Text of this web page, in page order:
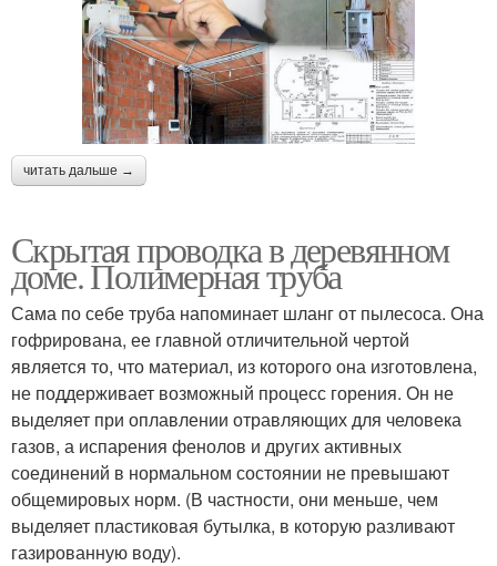
читать дальше →
Скрытая проводка в деревянном
доме. Полимерная труба
Сама по себе труба напоминает шланг от пылесоса. Она
гофрирована, ее главной отличительной чертой
является то, что материал, из которого она изготовлена,
не поддерживает возможный процесс горения. Он не
выделяет при оплавлении отравляющих для человека
газов, а испарения фенолов и других активных
соединений в нормальном состоянии не превышают
общемировых норм. (В частности, они меньше, чем
выделяет пластиковая бутылка, в которую разливают
газированную воду).